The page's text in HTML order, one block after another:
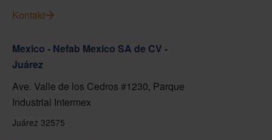
Kontakt
Mexico - Nefab Mexico SA de CV -
Juárez
Ave. Valle de los Cedros #1230, Parque
Industrial Intermex
Juárez 32575